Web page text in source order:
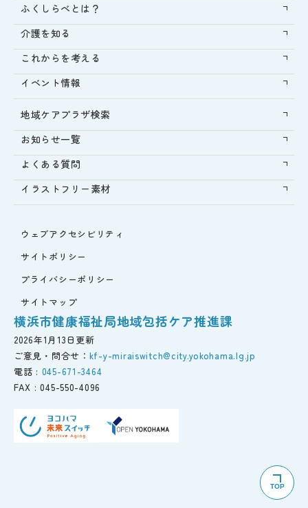
ふくしらべとは？
介護を知る
これからを考える
イベント情報
地域ケアプラザ検索
お知らせ一覧
よくある質問
イラストフリー素材
ウェブアクセシビリティ
サイトポリシー
プライバシーポリシー
サイトマップ
横浜市健康福祉局地域包括ケア推進課
2026年1月13日更新
ご意見・問合せ： kf-y-miraiswitch@city.yokohama.lg.jp
電話 : 045-671-3464
FAX : 045-550-4096
TOP